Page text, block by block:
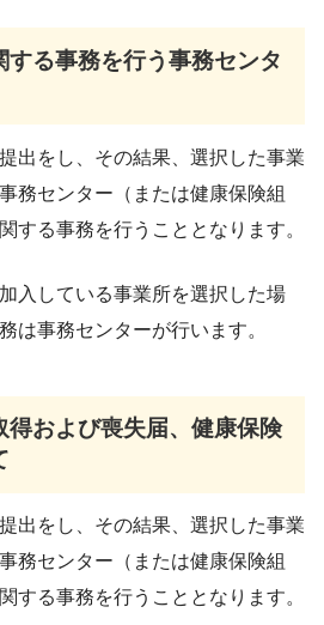
する事務を行う事務センタ
出をし、その結果、選択した事業
務センター（または健康保険組
する事務を行うこととなります。
入している事業所を選択した場
は事務センターが行います。
得および喪失届、健康保険
出をし、その結果、選択した事業
務センター（または健康保険組
する事務を行うこととなります。